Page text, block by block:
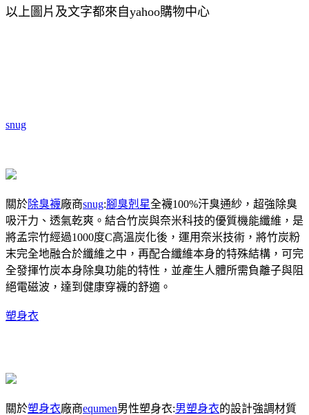
以上圖片及文字都來自yahoo購物中心
snug
關於除臭襪廠商snug:腳臭剋星全襪100%汗臭通紗，超強除臭
吸汗力、透氣乾爽。結合竹炭與奈米科技的優質機能纖維，是
將孟宗竹經過1000度C高溫炭化後，運用奈米技術，將竹炭粉
末完全地融合於纖維之中，再配合纖維本身的特殊結構，可完
全發揮竹炭本身除臭功能的特性，並產生人體所需負離子與阻
絕電磁波，達到健康穿襪的舒適。
塑身衣
關於塑身衣廠商equmen男性塑身衣:男塑身衣的設計強調材質